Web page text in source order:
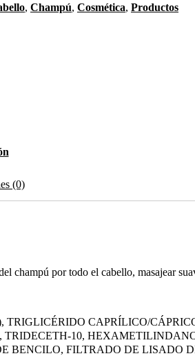
, Champú, Cosmética, Productos
(0)
champú por todo el cabello, masajear
TRIGLICÉRIDO CAPRÍLICO/
TRIDECETH-10,
BENCILO, FILTRADO DE LISADO